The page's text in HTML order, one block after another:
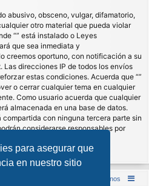
para asegurar que
en nuestro sitio
abusivo, obsceno, vulgar, difamatorio,
otro material que pueda violar
“” está instalado o Leyes
que sea inmediata y
creemos oportuno, con notificación a su
Las direcciones IP de todos los envíos
estas condiciones. Acuerda que “”
o cerrar cualquier tema en cualquier
Como usuario acuerda que cualquier
almacenada en una base de datos.
con ninguna tercera parte sin
considerarse responsables por
Wargames Contáctenos